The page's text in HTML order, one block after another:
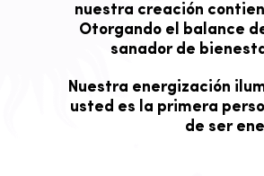
nuestra creación
Otorgando el balance
sanador de
Nuestra energización
usted es la primera
de ser